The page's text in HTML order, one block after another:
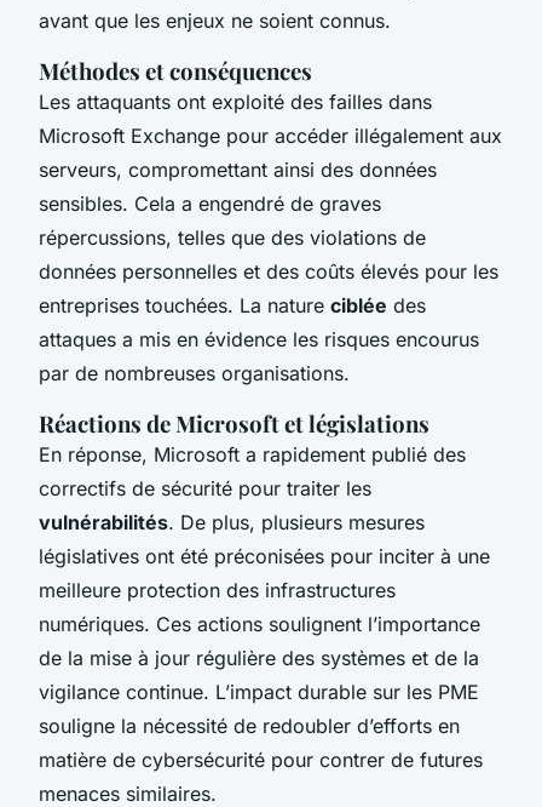
avant que les enjeux ne soient connus.
Méthodes et conséquences
Les attaquants ont exploité des failles dans
Microsoft Exchange pour accéder illégalement aux
serveurs, compromettant ainsi des données
sensibles. Cela a engendré de graves
répercussions, telles que des violations de
données personnelles et des coûts élevés pour les
entreprises touchées. La nature ciblée des
attaques a mis en évidence les risques encourus
par de nombreuses organisations.
Réactions de Microsoft et législations
En réponse, Microsoft a rapidement publié des
correctifs de sécurité pour traiter les
vulnérabilités. De plus, plusieurs mesures
législatives ont été préconisées pour inciter à une
meilleure protection des infrastructures
numériques. Ces actions soulignent l’importance
de la mise à jour régulière des systèmes et de la
vigilance continue. L’impact durable sur les PME
souligne la nécessité de redoubler d’efforts en
matière de cybersécurité pour contrer de futures
menaces similaires.